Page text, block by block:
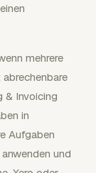
mehrere
& Invoicing
in
Aufgaben
und